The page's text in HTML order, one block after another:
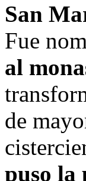
San
Fue
al
de
puso la